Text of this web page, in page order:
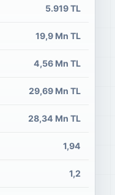
5.919 TL
19,9 Mn TL
4,56 Mn TL
29,69 Mn TL
28,34 Mn TL
1,94
1,2